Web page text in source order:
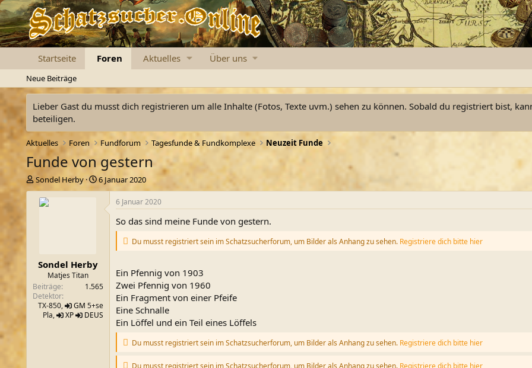
Startseite Foren Aktuelles Über uns
Neue Beiträge
Lieber Gast du musst dich registrieren um alle Inhalte (Fotos, Texte uvm.) sehen zu können. Sobald du registriert bist,
beteiligen.
Aktuelles Foren Fundforum Tagesfunde & Fundkomplexe Neuzeit Funde
Funde von gestern
E
r
Sondel Herby
E
r
a
6 Januar 2020
Sondel Herby
Matjes Titan
Beiträge
1.565
Detektor
TX-850,
GM 5+se
Pla,
XP DEUS
6 Januar 2020
So das sind meine Funde von gestern.
Du musst registriert sein im Schatzsucherforum, um Bilder als Anhang zu sehen. Registriere dich bitte hier
Ein Pfennig von 1903
Zwei Pfennig von 1960
Ein Fragment von einer Pfeife
Eine Schnalle
Ein Löffel und ein Teil eines Löffels
Du musst registriert sein im Schatzsucherforum, um Bilder als Anhang zu sehen. Registriere dich bitte hier
Du musst registriert sein im Schatzsucherforum, um Bilder als Anhang zu sehen. Registriere dich bitte hier